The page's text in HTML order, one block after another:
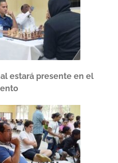
estará presente en el